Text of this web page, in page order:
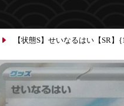
【状態S】せいなるはい【SR】